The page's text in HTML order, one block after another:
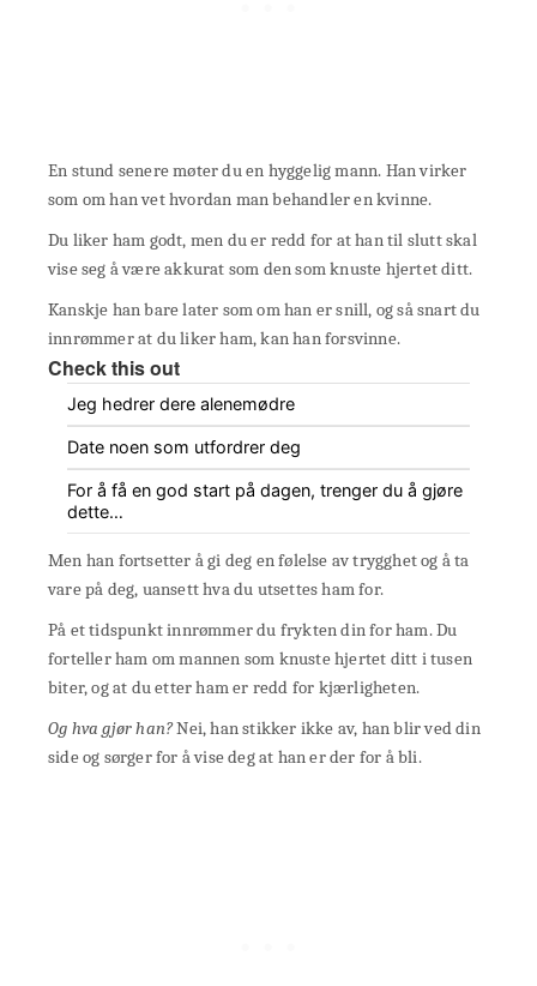
En stund senere møter du en hyggelig mann. Han virker
som om han vet hvordan man behandler en kvinne.
Du liker ham godt, men du er redd for at han til slutt skal
vise seg å være akkurat som den som knuste hjertet ditt.
Kanskje han bare later som om han er snill, og så snart du
innrømmer at du liker ham, kan han forsvinne.
Check this out
Jeg hedrer dere alenemødre
Date noen som utfordrer deg
For å få en god start på dagen, trenger du å gjøre
dette…
Men han fortsetter å gi deg en følelse av trygghet og å ta
vare på deg, uansett hva du utsettes ham for.
På et tidspunkt innrømmer du frykten din for ham. Du
forteller ham om mannen som knuste hjertet ditt i tusen
biter, og at du etter ham er redd for kjærligheten.
Og hva gjør han?Nei, han stikker ikke av, han blir ved din
side og sørger for å vise deg at han er der for å bli.